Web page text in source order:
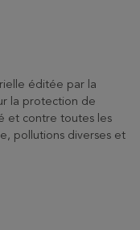
éditée par la
la protection de
et contre toutes les
pollutions diverses et